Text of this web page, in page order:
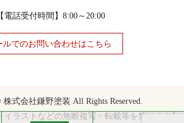
【電話受付時間】8:00～20:00
ルでのお問い合わせはこちら
式会社鎌野塗装 All Rights Reserved.
イラストなどの無断複写・転載等を禁じます】